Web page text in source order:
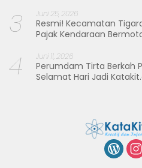
3 Juni 25, 2026
Resmi! Kecamatan
Pajak Kendaraan
4 Juni 11, 2026
Perumdam Tirta Berkah
Selamat Hari Jadi